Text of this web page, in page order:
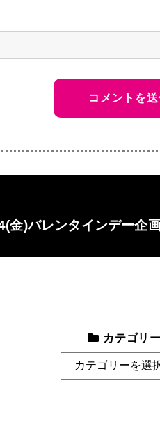
金)バレンタインデー企
カテゴリー
テ